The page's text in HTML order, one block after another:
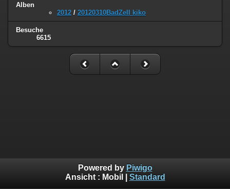
Alben
2012 / 20120310BadZell kiko
Besuche
6615
Powered by Piwigo
Ansicht : Mobil Standard